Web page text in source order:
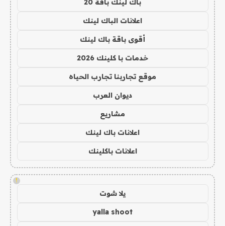
اعلانات الباك لينك
أقوى باقة باك لينك
خدمات با كلينك 2026
موقع تجاربنا تجارب الحياه
ديوان العرب
مشاريع
اعلانات باك لينك
اعلانات باكلينك
!
يلا شوت
yalla shoot